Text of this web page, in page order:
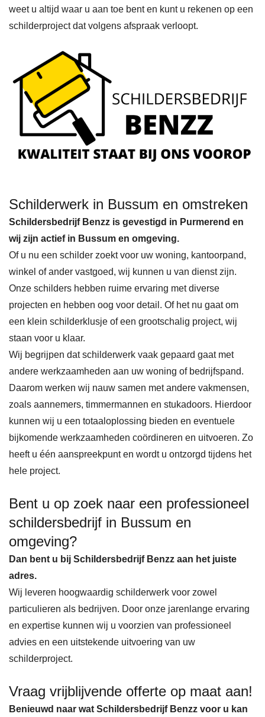
weet u altijd waar u aan toe bent en kunt u rekenen op een
schilderproject dat volgens afspraak verloopt.
Schilderwerk in Bussum en omstreken
Schildersbedrijf Benzz is gevestigd in Purmerend en
wij zijn actief in Bussum en omgeving.
Of u nu een schilder zoekt voor uw woning, kantoorpand,
winkel of ander vastgoed, wij kunnen u van dienst zijn.
Onze schilders hebben ruime ervaring met diverse
projecten en hebben oog voor detail. Of het nu gaat om
een klein schilderklusje of een grootschalig project, wij
staan voor u klaar.
Wij begrijpen dat schilderwerk vaak gepaard gaat met
andere werkzaamheden aan uw woning of bedrijfspand.
Daarom werken wij nauw samen met andere vakmensen,
zoals aannemers, timmermannen en stukadoors. Hierdoor
kunnen wij u een totaaloplossing bieden en eventuele
bijkomende werkzaamheden coördineren en uitvoeren. Zo
heeft u één aanspreekpunt en wordt u ontzorgd tijdens het
hele project.
Bent u op zoek naar een professioneel
schildersbedrijf in Bussum en
omgeving?
Dan bent u bij Schildersbedrijf Benzz aan het juiste
adres.
Wij leveren hoogwaardig schilderwerk voor zowel
particulieren als bedrijven. Door onze jarenlange ervaring
en expertise kunnen wij u voorzien van professioneel
advies en een uitstekende uitvoering van uw
schilderproject.
Vraag vrijblijvende offerte op maat aan!
Benieuwd naar wat Schildersbedrijf Benzz voor u kan